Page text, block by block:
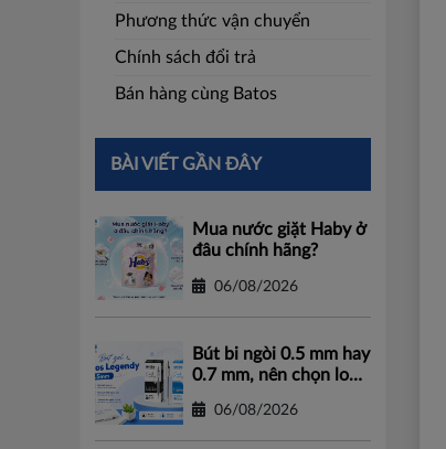
Phương thức vận chuyển
Chính sách đổi trả
Bán hàng cùng Batos
BÀI VIẾT GẦN ĐÂY
Mua nước giặt Haby ở
đâu chính hãng?
06/08/2026
Bút bi ngòi 0.5 mm hay
0.7 mm, nên chọn loại
06/08/2026